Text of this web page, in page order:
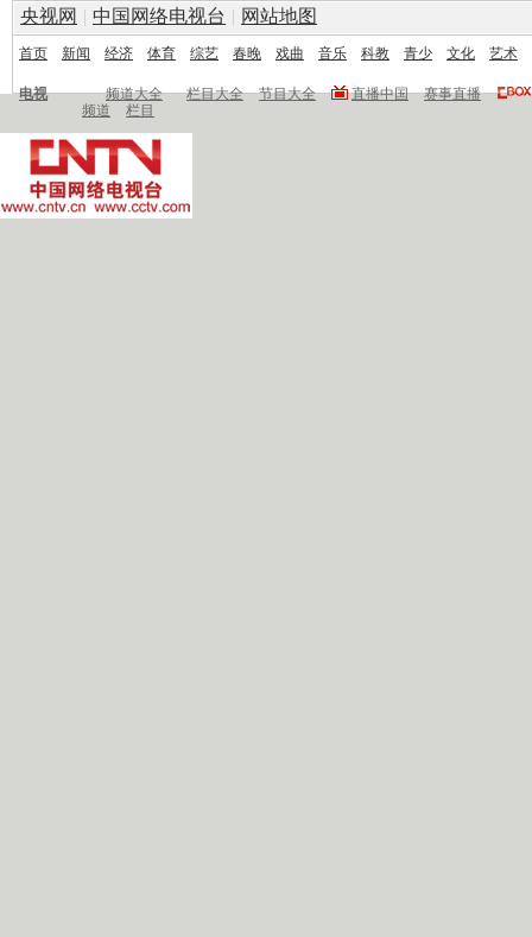
央视网 | 中国网络电视台 | 网站地图
首页 新闻 经济 体育 综艺 春晚 戏曲 音乐 科教 青少 文化 艺术
电视 频道大全 栏目大全 节目大全 直播中国
赛事直播
频道
栏目